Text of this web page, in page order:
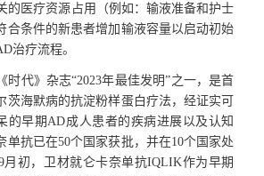
的医疗资源占用（例如：输液准备和护士
合条件的新患者增加输液容量以启动初始
治疗流程。
时代》杂志“2023年最佳发明”之一，是首
茨海默病的抗淀粉样蛋白疗法，经证实可
的早期AD成人患者的疾病进展以及认知
单抗已在50个国家获批，并在10个国家处
月初，卫材就仑卡奈单抗IQLIK作为早期